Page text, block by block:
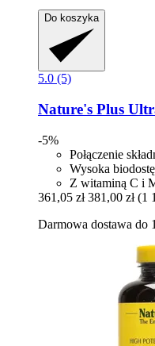
Do koszyka
5.0 (5)
Nature's Plus
-5%
Połączenie
Wysoka
Z witaminą C i
361,05 zł 381,00 zł (1
Darmowa dostawa do